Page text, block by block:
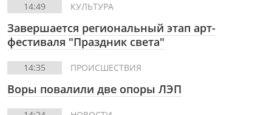
14:49 КУЛЬТУРА
Завершается региональный этап арт-
фестиваля "Праздник света"
14:35 ПРОИСШЕСТВИЯ
Воры повалили две опоры ЛЭП